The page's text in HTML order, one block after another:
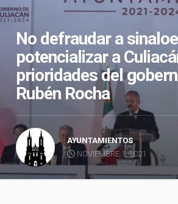
No defraudar a
potencializar a
prioridades del
Rubén Rocha
AYUNTAMIENTOS
NOVIEMBRE 1, 2021